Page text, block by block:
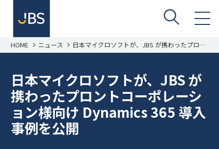
HOME ニュース 日本マイクロソフトが、JBS が携わったプロン
トコーポレーション様向け Dynamics 365 導入
日本マイクロソフトが、JBS が
携わったプロントコーポレーシ
ョン様向け Dynamics 365 導入
事例を公開